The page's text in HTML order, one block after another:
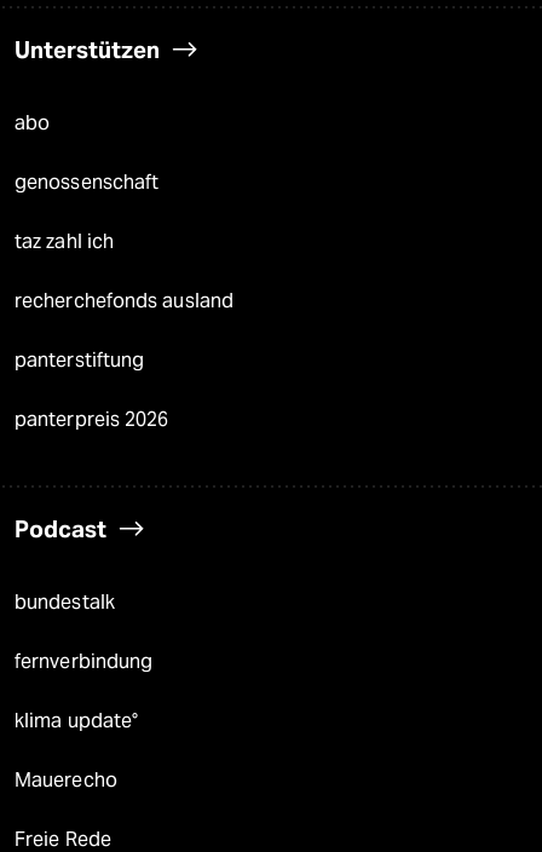
Unterstützen
abo
genossenschaft
taz zahl ich
recherchefonds ausland
panterstiftung
panterpreis 2026
Podcast
bundestalk
fernverbindung
klima update°
Mauerecho
Freie Rede